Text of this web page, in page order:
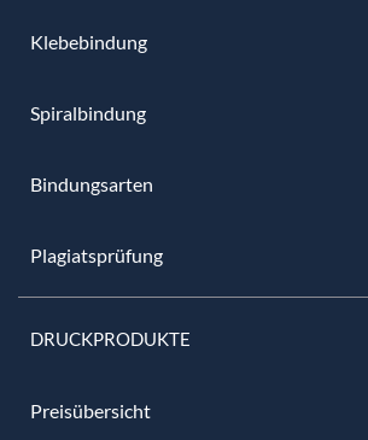
Klebebindung
Spiralbindung
Bindungsarten
Plagiatsprüfung
DRUCKPRODUKTE
Preisübersicht